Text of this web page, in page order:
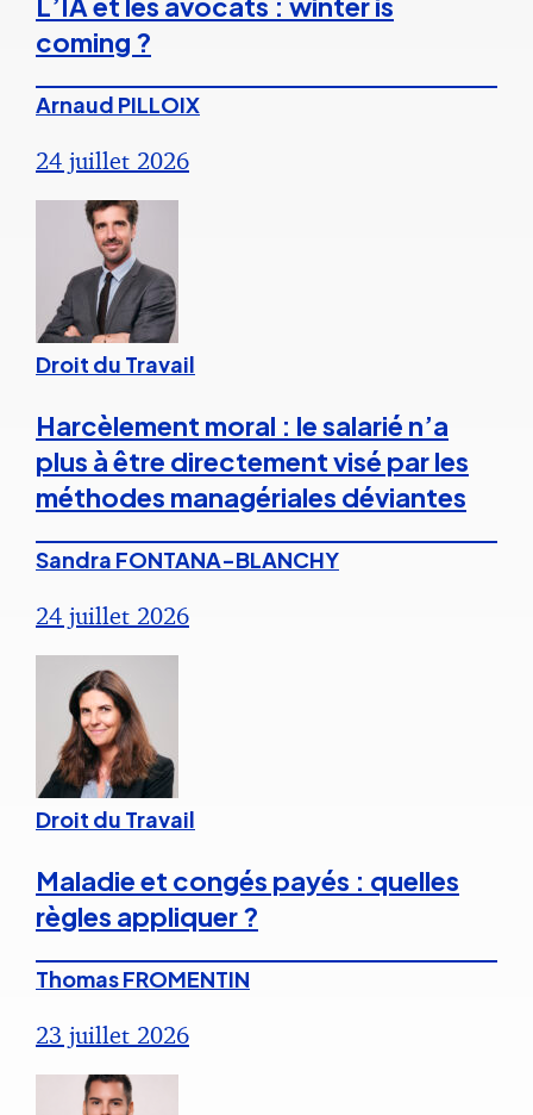
coming ?
Arnaud PILLOIX
24 juillet 2026
Droit du Travail
Harcèlement moral : le salarié n’a
plus à être directement visé par les
méthodes managériales déviantes
Sandra FONTANA-BLANCHY
24 juillet 2026
Droit du Travail
Maladie et congés payés : quelles
règles appliquer ?
Thomas FROMENTIN
23 juillet 2026